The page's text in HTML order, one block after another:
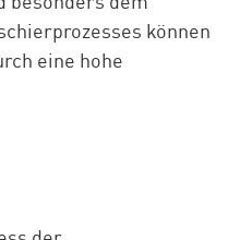
können
eine hohe